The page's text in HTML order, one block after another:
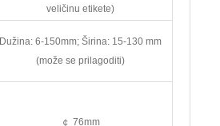
veličinu etikete)
Dužina: 6-150mm; Širina: 15-130 mm
(može se prilagoditi)
￠ 76mm